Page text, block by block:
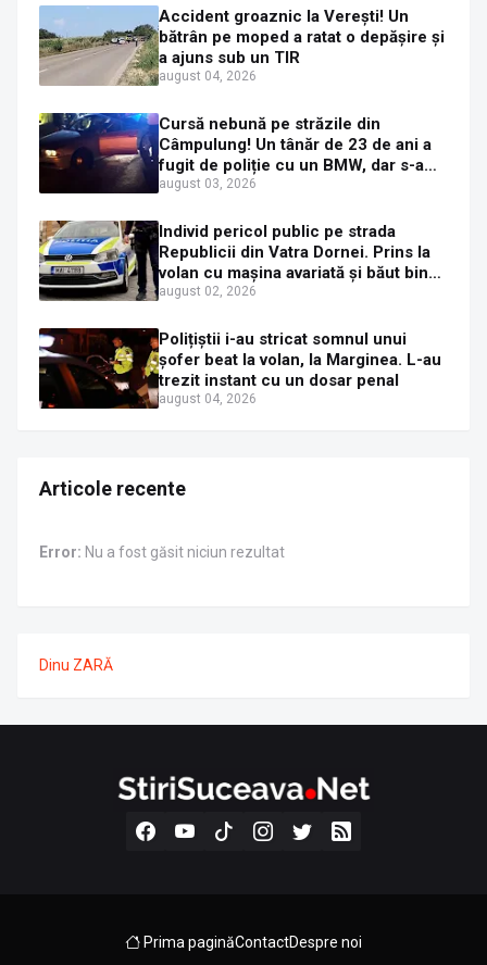
Accident groaznic la Verești! Un
bătrân pe moped a ratat o depășire și
a ajuns sub un TIR
august 04, 2026
Cursă nebună pe străzile din
Câmpulung! Un tânăr de 23 de ani a
fugit de poliție cu un BMW, dar s-a
oprit într-un gard de pe strada
august 03, 2026
Individ pericol public pe strada
Republicii din Vatra Dornei. Prins la
volan cu mașina avariată și băut bine,
în plină zi
august 02, 2026
Polițiștii i-au stricat somnul unui
șofer beat la volan, la Marginea. L-au
trezit instant cu un dosar penal
august 04, 2026
Articole recente
Error: Nu a fost găsit niciun rezultat
Dinu ZARĂ
Prima paginăContactDespre noi